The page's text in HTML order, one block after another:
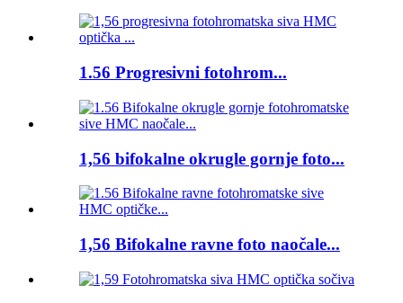
1.56 Progresivni fotohrom...
1,56 bifokalne okrugle gornje foto...
1,56 Bifokalne ravne foto naočale...